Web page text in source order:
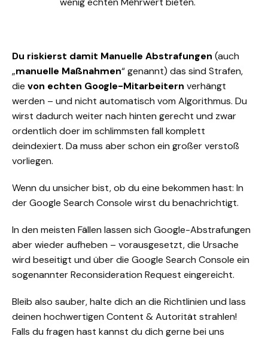
Du riskierst damit Manuelle Abstrafungen (auch
„manuelle Maßnahmen“ genannt) das sind Strafen,
die von echten Google-Mitarbeitern verhängt
werden – und nicht automatisch vom Algorithmus. Du
wirst dadurch weiter nach hinten gerecht und zwar
ordentlich doer im schlimmsten fall komplett
deindexiert. Da muss aber schon ein großer verstoß
vorliegen.
Wenn du unsicher bist, ob du eine bekommen hast: In
derGoogle Search Console wirst du benachrichtigt.
In den meisten Fällen lassen sich Google-Abstrafungen
aber wieder aufheben – vorausgesetzt, die Ursache
wird beseitigt und über die Google Search Console ein
sogenannter Reconsideration Request eingereicht.
Bleib also sauber, halte dich an die Richtlinien und lass
deinen hochwertigen Content & Autorität strahlen!
Falls du fragen hast kannst du dich gerne bei uns